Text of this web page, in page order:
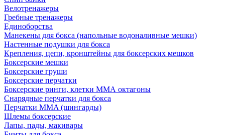
Велотренажеры
Гребные тренажеры
Единоборства
Манекены для бокса (напольные водоналивные мешки)
Настенные подушки для бокса
Крепления, цепи, кронштейны для боксерских мешков
Боксерские мешки
Боксерские груши
Боксерские перчатки
Боксерские ринги, клетки ММА октагоны
Снарядные перчатки для бокса
Перчатки MMA (шингарды)
Шлемы боксерские
Лапы, пады, макивары